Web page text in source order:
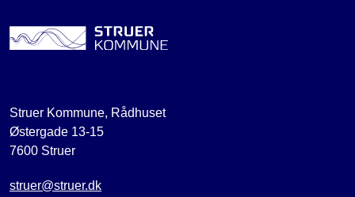
Struer Kommune, Rådhuset
Østergade 13-15
7600 Struer
struer@struer.dk